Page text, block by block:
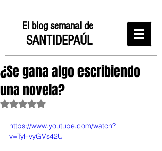
El blog semanal de
SANTIDEPAÚL
¿Se gana algo escribiendo
una novela?
Obtuvo NaN de 5 estrellas.
https://www.youtube.com/watch?
v=TyHvyGVs42U